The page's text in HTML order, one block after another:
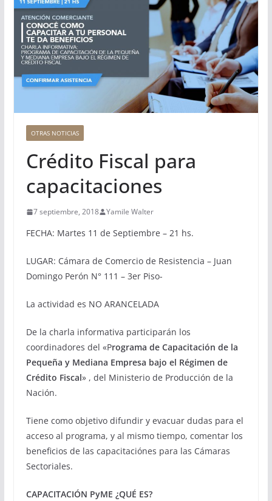
OTRAS NOTICIAS
Crédito Fiscal para
capacitaciones
7 septiembre, 2018 Yamile Walter
FECHA: Martes 11 de Septiembre – 21 hs.
LUGAR: Cámara de Comercio de Resistencia – Juan
Domingo Perón N° 111 – 3er Piso-
La actividad es NO ARANCELADA
De la charla informativa participarán los
coordinadores del «Programa de Capacitación de la
Pequeña y Mediana Empresa bajo el Régimen de
Crédito Fiscal» , del Ministerio de Producción de la
Nación.
Tiene como objetivo difundir y evacuar dudas para el
acceso al programa, y al mismo tiempo, comentar los
beneficios de las capacitaciónes para las Cámaras
Sectoriales.
CAPACITACIÓN PyME ¿QUÉ ES?